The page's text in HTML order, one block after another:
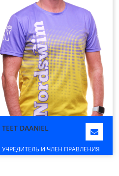
ТEET DAANIEL
УЧРЕДИТЕЛЬ И ЧЛЕН ПРАВЛЕНИЯ